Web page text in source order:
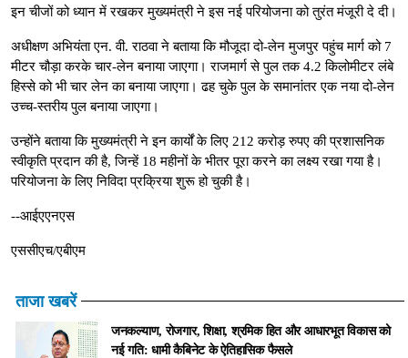
इन चीजों को ध्यान में रखकर मुख्यमंत्री ने इस नई परियोजना को तुरंत मंजूरी दे दी।
अधीक्षण अभियंता एन. वी. राठवा ने बताया कि मौजूदा दो-लेन मुजपुर पहुंच मार्ग को 7
मीटर चौड़ा करके चार-लेन बनाया जाएगा। राजमार्ग से पुल तक 4.2 किलोमीटर लंबे
हिस्से को भी चार लेन का बनाया जाएगा। ढह चुके पुल के समानांतर एक नया दो-लेन
उच्च-स्तरीय पुल बनाया जाएगा।
उन्होंने बताया कि मुख्यमंत्री ने इन कार्यों के लिए 212 करोड़ रुपए की प्रशासनिक
स्वीकृति प्रदान की है, जिन्हें 18 महीनों के भीतर पूरा करने का लक्ष्य रखा गया है।
परियोजना के लिए निविदा प्रक्रिया शुरू हो चुकी है।
--आईएएनएस
एससीएच/एबीएम
ताजा खबरें
जनकल्याण, रोजगार, शिक्षा, श्रमिक हित और आधारभूत विकास को
नई गति: धामी कैबिनेट के ऐतिहासिक फैसले